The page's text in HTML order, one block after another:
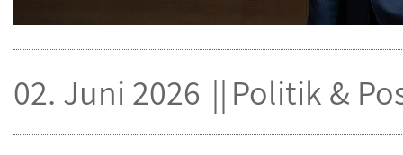
02. Juni 2026 Politik &